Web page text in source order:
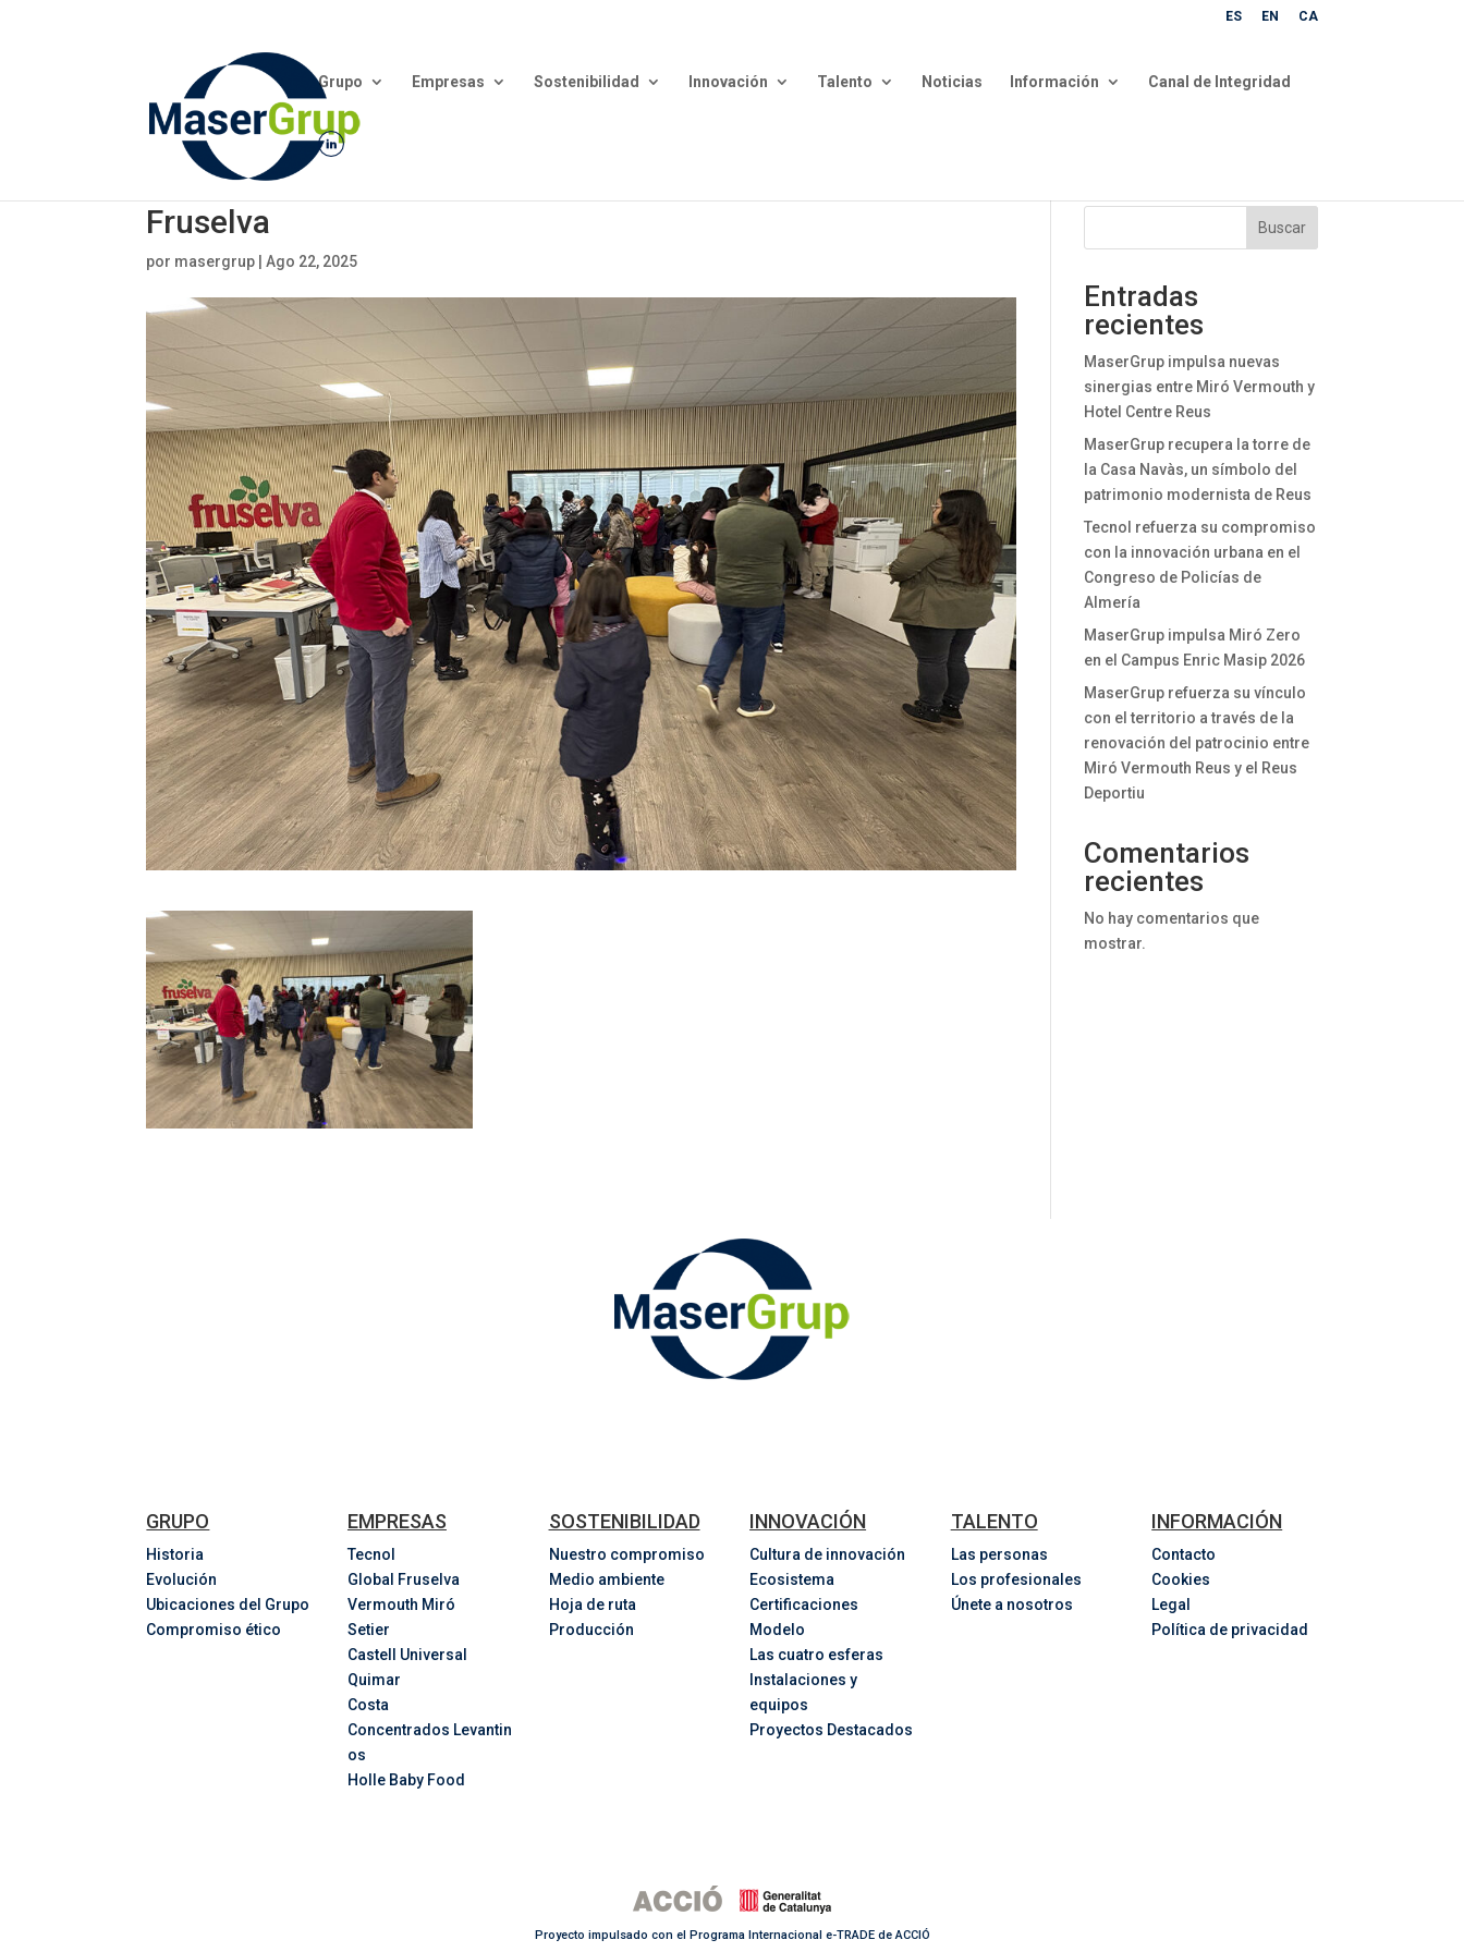
ES EN CA
Grupo Empresas Sostenibilidad Innovación Talento Noticias Información Canal de Integridad
Fruselva
por masergrup |Ago 22, 2025
Buscar
Entradas
recientes
MaserGrup impulsa nuevas
sinergias entre Miró Vermouth y
Hotel Centre Reus
MaserGrup recupera la torre de
la Casa Navàs, un símbolo del
patrimonio modernista de Reus
Tecnol refuerza su compromiso
con la innovación urbana en el
Congreso de Policías de
Almería
MaserGrup impulsa Miró Zero
en el Campus Enric Masip 2026
MaserGrup refuerza su vínculo
con el territorio a través de la
renovación del patrocinio entre
Miró Vermouth Reus y el Reus
Deportiu
Comentarios
recientes
No hay comentarios que
mostrar.
GRUPO
Historia
Evolución
Ubicaciones del Grupo
Compromiso ético
EMPRESAS
Tecnol
Global Fruselva
Vermouth Miró
Setier
Castell Universal
Quimar
Costa
Concentrados Levantin
os
Holle Baby Food
SOSTENIBILIDAD
Nuestro compromiso
Medio ambiente
Hoja de ruta
Producción
INNOVACIÓN
Cultura de innovación
Ecosistema
Certificaciones
Modelo
Las cuatro esferas
Instalaciones y
equipos
Proyectos Destacados
TALENTO
Las personas
Los profesionales
Únete a nosotros
INFORMACIÓN
Contacto
Cookies
Legal
Política de privacidad
Proyecto impulsado con el Programa Internacional e-TRADE de ACCIÓ